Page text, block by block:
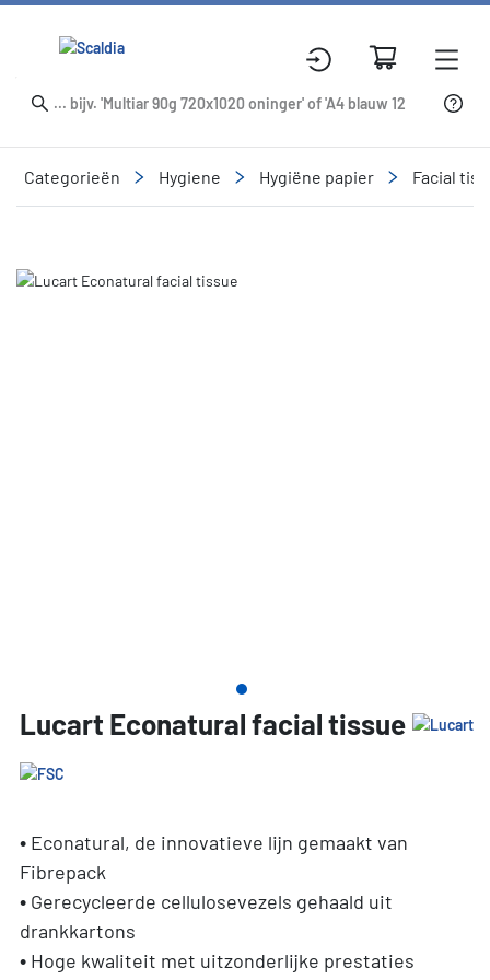
Categorieën Hygiene Hygiëne papier Facial
Slide 1 of 1
Lucart Econatural facial tissue
• Econatural, de innovatieve lijn gemaakt van
Fibrepack
• Gerecycleerde cellulosevezels gehaald uit
drankkartons
• Hoge kwaliteit met uitzonderlijke prestaties